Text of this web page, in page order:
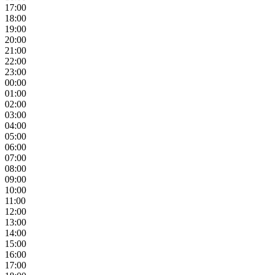
17:00
18:00
19:00
20:00
21:00
22:00
23:00
00:00
01:00
02:00
03:00
04:00
05:00
06:00
07:00
08:00
09:00
10:00
11:00
12:00
13:00
14:00
15:00
16:00
17:00